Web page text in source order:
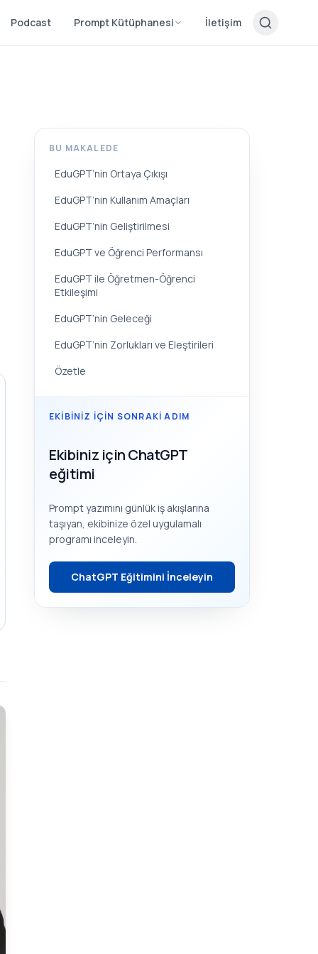
Podcast Prompt Kütüphanesi İletişim
BU MAKALEDE
EduGPT’nin Ortaya Çıkışı
EduGPT’nin Kullanım Amaçları
EduGPT’nin Geliştirilmesi
EduGPT ve Öğrenci Performansı
EduGPT ile Öğretmen-Öğrenci
Etkileşimi
EduGPT’nin Geleceği
EduGPT’nin Zorlukları ve Eleştirileri
Özetle
EKIBINIZ IÇIN SONRAKI ADIM
Ekibiniz için ChatGPT
eğitimi
Prompt yazımını günlük iş akışlarına
taşıyan, ekibinize özel uygulamalı
programı inceleyin.
ChatGPT Eğitimini İnceleyin